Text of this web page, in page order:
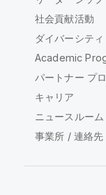
社会貢献活動
ダイバーシティ
Academic
パートナー プ
キャリア
ニュースルーム
事業所 / 連絡先